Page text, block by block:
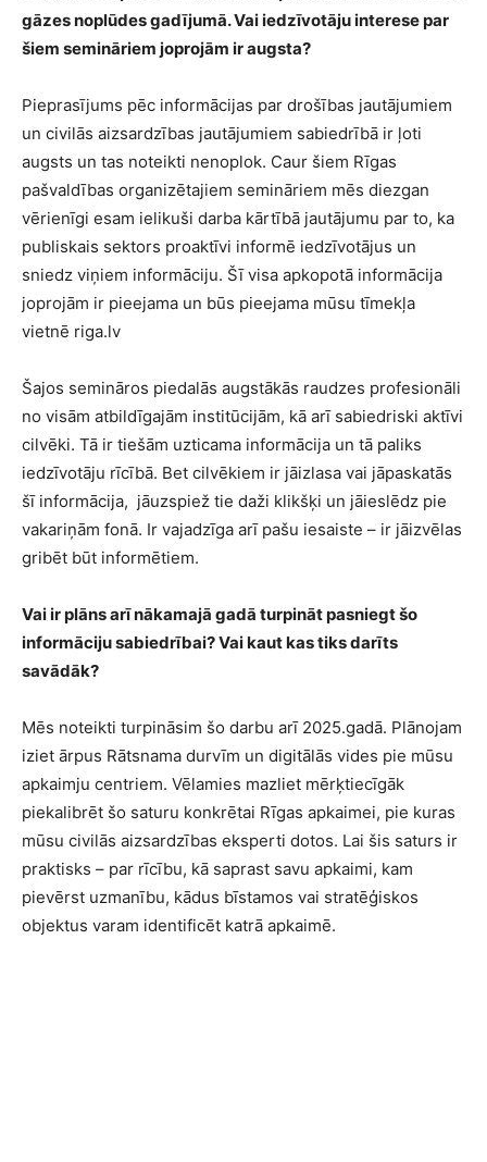
gāzes noplūdes gadījumā. Vai iedzīvotāju interese par
šiem semināriem joprojām ir augsta?
Pieprasījums pēc informācijas par drošības jautājumiem
un civilās aizsardzības jautājumiem sabiedrībā ir ļoti
augsts un tas noteikti nenoplok. Caur šiem Rīgas
pašvaldības organizētajiem semināriem mēs diezgan
vērienīgi esam ielikuši darba kārtībā jautājumu par to, ka
publiskais sektors proaktīvi informē iedzīvotājus un
sniedz viņiem informāciju. Šī visa apkopotā informācija
joprojām ir pieejama un būs pieejama mūsu tīmekļa
vietnē riga.lv
Šajos semināros piedalās augstākās raudzes profesionāli
no visām atbildīgajām institūcijām, kā arī sabiedriski aktīvi
cilvēki. Tā ir tiešām uzticama informācija un tā paliks
iedzīvotāju rīcībā. Bet cilvēkiem ir jāizlasa vai jāpaskatās
šī informācija, jāuzspiež tie daži klikšķi un jāieslēdz pie
vakariņām fonā. Ir vajadzīga arī pašu iesaiste – ir jāizvēlas
gribēt būt informētiem.
Vai ir plāns arī nākamajā gadā turpināt pasniegt šo
informāciju sabiedrībai? Vai kaut kas tiks darīts
savādāk?
Mēs noteikti turpināsim šo darbu arī 2025.gadā. Plānojam
iziet ārpus Rātsnama durvīm un digitālās vides pie mūsu
apkaimju centriem. Vēlamies mazliet mērķtiecīgāk
piekalibrēt šo saturu konkrētai Rīgas apkaimei, pie kuras
mūsu civilās aizsardzības eksperti dotos. Lai šis saturs ir
praktisks – par rīcību, kā saprast savu apkaimi, kam
pievērst uzmanību, kādus bīstamos vai stratēģiskos
objektus varam identificēt katrā apkaimē.